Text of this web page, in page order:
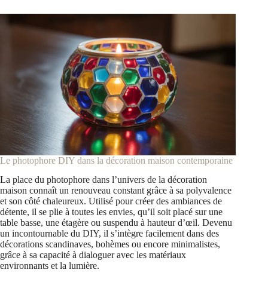
Le photophore DIY dans la décoration maison contemporaine
La place du photophore dans l’univers de la décoration
maison connaît un renouveau constant grâce à sa polyvalence
et son côté chaleureux. Utilisé pour créer des ambiances de
détente, il se plie à toutes les envies, qu’il soit placé sur une
table basse, une étagère ou suspendu à hauteur d’œil. Devenu
un incontournable du DIY, il s’intègre facilement dans des
décorations scandinaves, bohèmes ou encore minimalistes,
grâce à sa capacité à dialoguer avec les matériaux
environnants et la lumière.